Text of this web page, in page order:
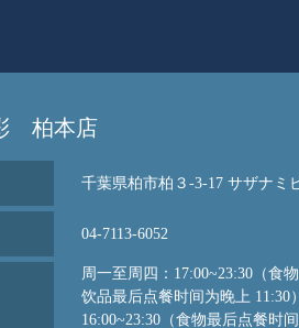
柏本店
千葉県柏市柏３-3-17 サザナミ
04-7113-6052
周一至周四：17:00~23:30（食
饮品最后点餐时间为晚上 11:30
16:00~23:30（食物最后点餐时